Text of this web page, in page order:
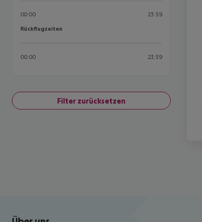
00:00 23:59
Rückflugzeiten
Rückflugzeiten
00:00 23:59
Filter zurücksetzen